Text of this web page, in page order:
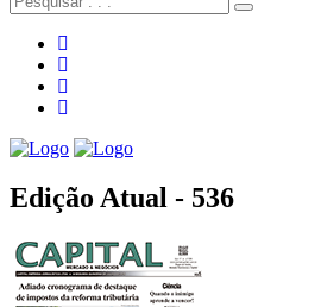
Edição Atual - 536